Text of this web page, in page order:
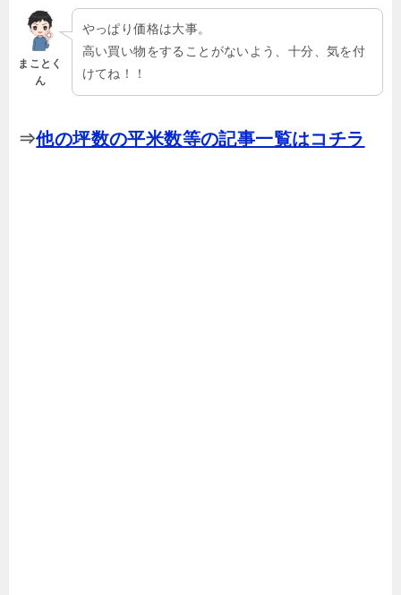
まことく
ん
やっぱり価格は大事。
高い買い物をすることがないよう、十分、気を付
けてね！！
⇒他の坪数の平米数等の記事一覧はコチラ